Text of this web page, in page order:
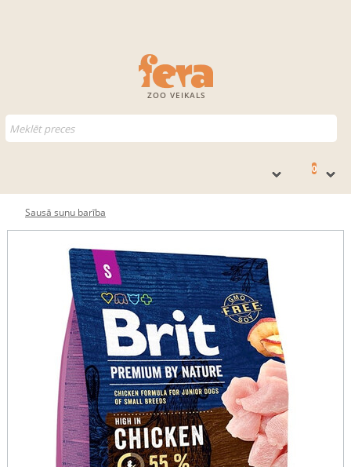
ZOO VEIKALS
0
Sausā suņu barība